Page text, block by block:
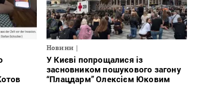
Новини
У Києві попрощалися із
засновником пошукового загону
“Плацдарм” Олексієм Юковим